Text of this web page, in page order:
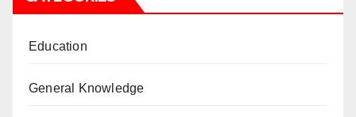
Education
General Knowledge